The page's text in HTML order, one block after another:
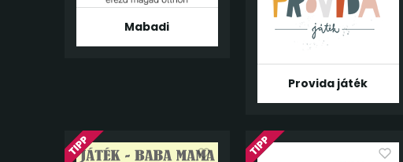
Mabadi
Provida játék